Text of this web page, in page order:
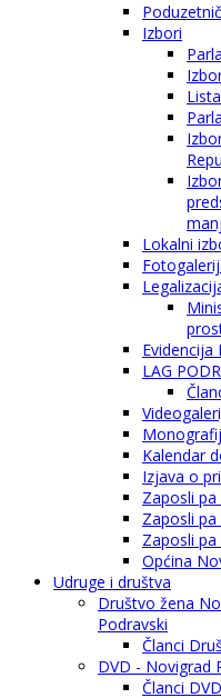
Izbori
Lokalni
LAG
Kalendar
Izjava o
Zaposli
Zaposli
Zaposli
Općina
Udruge i društva
Društvo žena
Podravski
Članci
DVD - Novigrad
Članci